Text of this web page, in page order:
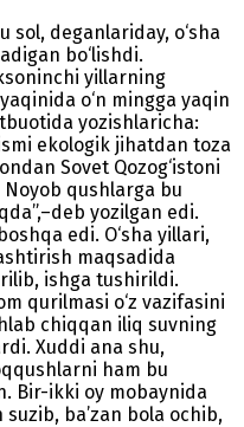
sol, deganlariday, o‘sha
bo‘lishdi.
yillarning
o‘n mingga yaqin
yozishlaricha:
ekologik jihatdan toza
Sovet Qozog‘istoni
Noyob qushlarga bu
yozilgan edi.
edi. O‘sha yillari,
maqsadida
ishga tushirildi.
qurilmasi o‘z vazifasini
chiqqan iliq suvning
Xuddi ana shu,
ham bu
Bir-ikki oy mobaynida
ba’zan bola ochib,